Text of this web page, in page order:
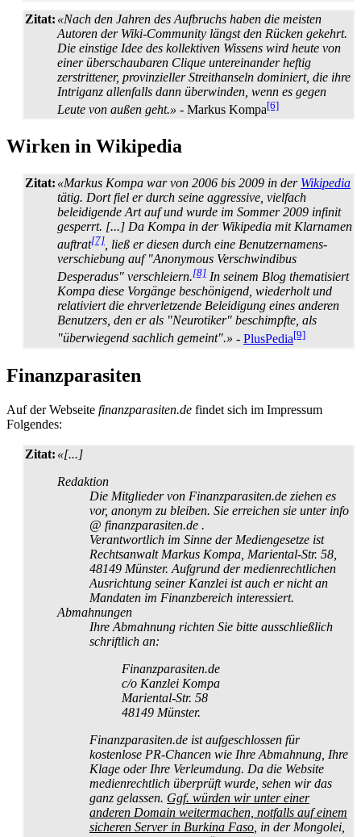
Zitat: «Nach den Jahren des Aufbruchs haben die meisten
Autoren der Wiki-Community längst den Rücken gekehrt.
Die einstige Idee des kollektiven Wissens wird heute von
einer überschaubaren Clique untereinander heftig
zerstrittener, provinzieller Streithanseln dominiert, die ihre
Intriganz allenfalls dann überwinden, wenn es gegen
Leute von außen geht.» - Markus Kompa[6]
Wirken in Wikipedia
Zitat: «Markus Kompa war von 2006 bis 2009 in der Wikipedia
tätig. Dort fiel er durch seine aggressive, vielfach
beleidigende Art auf und wurde im Sommer 2009 infinit
gesperrt. [...] Da Kompa in der Wikipedia mit Klarnamen
auftrat[7] , ließ er diesen durch eine Benutzer­namens­
verschiebung auf "Anonymous Verschwindibus
Desperadus" verschleiern.[8] In seinem Blog thematisiert
Kompa diese Vorgänge beschönigend, wiederholt und
relativiert die ehr­verletzende Beleidigung eines anderen
Benutzers, den er als "Neurotiker" beschimpfte, als
"überwiegend sachlich gemeint".» - PlusPedia[9]
Finanzparasiten
Auf der Webseite finanzparasiten.de findet sich im Impressum
Folgendes:
Zitat: «[...]
Redaktion
Die Mitglieder von Finanzparasiten.de ziehen es
vor, anonym zu bleiben. Sie erreichen sie unter info
@ finanzparasiten.de .
Verantwortlich im Sinne der Mediengesetze ist
Rechtsanwalt Markus Kompa, Mariental-Str. 58,
48149 Münster. Aufgrund der medien­rechtlichen
Ausrichtung seiner Kanzlei ist auch er nicht an
Mandaten im Finanzbereich interessiert.
Abmahnungen
Ihre Abmahnung richten Sie bitte ausschließlich
schriftlich an:
Finanzparasiten.de
c/o Kanzlei Kompa
Mariental-Str. 58
48149 Münster.
Finanzparasiten.de ist aufgeschlossen für
kostenlose PR-Chancen wie Ihre Abmahnung, Ihre
Klage oder Ihre Verleumdung. Da die Website
medien­rechtlich überprüft wurde, sehen wir das
ganz gelassen. Ggf. würden wir unter einer
anderen Domain weitermachen, notfalls auf einem
sicheren Server in Burkina Faso , in der Mongolei,